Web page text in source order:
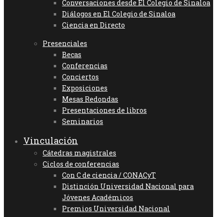
Conversaciones desde El Colegio de Sinaloa
Diálogos en El Colegio de Sinaloa
Ciencia en Directo
Presenciales
Becas
Conferencias
Conciertos
Exposiciones
Mesas Redondas
Presentaciones de libros
Seminarios
Vinculación
Cátedras magistrales
Ciclos de conferencias
Con C de ciencia / CONACyT
Distinción Universidad Nacional para
Jóvenes Académicos
Premios Universidad Nacional